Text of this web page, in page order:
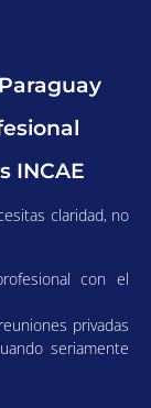
INCAE
claridad, no
con el
privadas
seriamente